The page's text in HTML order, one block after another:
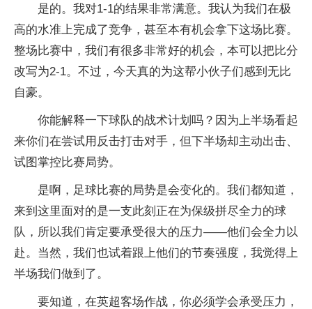
是的。​我对1-1的结果非常满意。我认为我们在极
高的水准上完成了竞争，甚至本有机会拿下这场比赛。
整场比赛中，我们有很多非常好的机会，本可以把比分
改写为2-1。不过，今天真的为这帮小伙子们感到无比
自豪。​
你能解释一下球队的战术计划吗？因为上半场看起
来你们在尝试用反击打击对手，但下半场却主动出击、
试图掌控比赛局势。
是啊，足球比赛的局势是会变化的。我们都知道，
来到这里面对的是一支此刻正在为保级拼尽全力的球
队，所以我们肯定要承受很大的压力——他们会全力以
赴。当然，我们也试着跟上他们的节奏强度，我觉得上
半场我们做到了。
要知道，在英超客场作战，你必须学会承受压力，